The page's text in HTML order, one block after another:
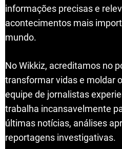
informações precisas e
acontecimentos mais
mundo.
No Wikkiz, acreditamos no
transformar vidas e moldar
equipe de jornalistas
trabalha incansavelmente
últimas notícias, análises
reportagens investigativas.